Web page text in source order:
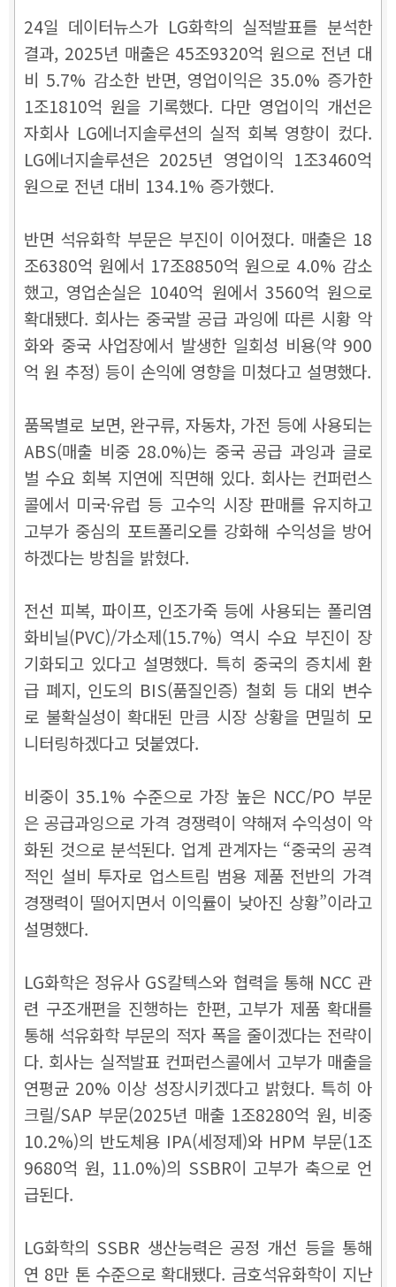
24일 데이터뉴스가 LG화학의 실적발표를 분석한
결과, 2025년 매출은 45조9320억 원으로 전년 대
비 5.7% 감소한 반면, 영업이익은 35.0% 증가한
1조1810억 원을 기록했다. 다만 영업이익 개선은
자회사 LG에너지솔루션의 실적 회복 영향이 컸다.
LG에너지솔루션은 2025년 영업이익 1조3460억
원으로 전년 대비 134.1% 증가했다.
반면 석유화학 부문은 부진이 이어졌다. 매출은 18
조6380억 원에서 17조8850억 원으로 4.0% 감소
했고, 영업손실은 1040억 원에서 3560억 원으로
확대됐다. 회사는 중국발 공급 과잉에 따른 시황 악
화와 중국 사업장에서 발생한 일회성 비용(약 900
억 원 추정) 등이 손익에 영향을 미쳤다고 설명했다.
품목별로 보면, 완구류, 자동차, 가전 등에 사용되는
ABS(매출 비중 28.0%)는 중국 공급 과잉과 글로
벌 수요 회복 지연에 직면해 있다. 회사는 컨퍼런스
콜에서 미국·유럽 등 고수익 시장 판매를 유지하고
고부가 중심의 포트폴리오를 강화해 수익성을 방어
하겠다는 방침을 밝혔다.
전선 피복, 파이프, 인조가죽 등에 사용되는 폴리염
화비닐(PVC)/가소제(15.7%) 역시 수요 부진이 장
기화되고 있다고 설명했다. 특히 중국의 증치세 환
급 폐지, 인도의 BIS(품질인증) 철회 등 대외 변수
로 불확실성이 확대된 만큼 시장 상황을 면밀히 모
니터링하겠다고 덧붙였다.
비중이 35.1% 수준으로 가장 높은 NCC/PO 부문
은 공급과잉으로 가격 경쟁력이 약해져 수익성이 악
화된 것으로 분석된다. 업계 관계자는 “중국의 공격
적인 설비 투자로 업스트림 범용 제품 전반의 가격
경쟁력이 떨어지면서 이익률이 낮아진 상황”이라고
설명했다.
LG화학은 정유사 GS칼텍스와 협력을 통해 NCC 관
련 구조개편을 진행하는 한편, 고부가 제품 확대를
통해 석유화학 부문의 적자 폭을 줄이겠다는 전략이
다. 회사는 실적발표 컨퍼런스콜에서 고부가 매출을
연평균 20% 이상 성장시키겠다고 밝혔다. 특히 아
크릴/SAP 부문(2025년 매출 1조8280억 원, 비중
10.2%)의 반도체용 IPA(세정제)와 HPM 부문(1조
9680억 원, 11.0%)의 SSBR이 고부가 축으로 언
급된다.
LG화학의 SSBR 생산능력은 공정 개선 등을 통해
연 8만 톤 수준으로 확대됐다. 금호석유화학이 지난